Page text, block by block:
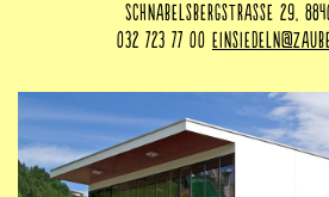
Schnabelsbergstrasse 29,
032 723 77 00